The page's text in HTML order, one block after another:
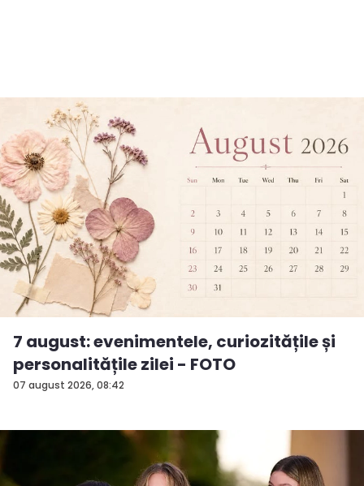
07 august 2026, 08:42
7 august: evenimentele, curiozitățile și
personalitățile zilei - FOTO